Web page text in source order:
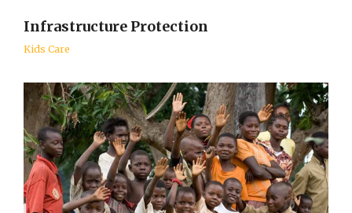
Infrastructure Protection
Kids Care